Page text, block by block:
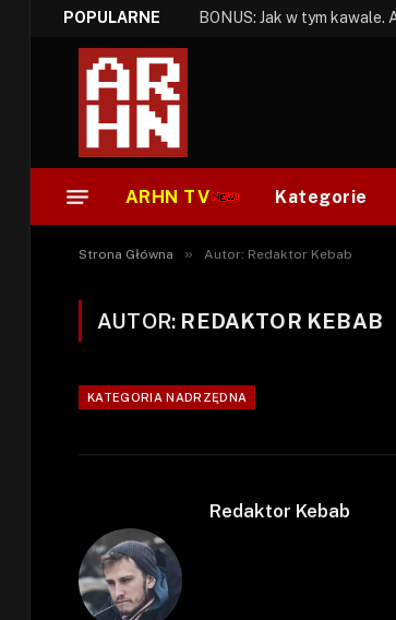
POPULARNE
ARHN TV Kategorie
Strona Główna » Autor: Redaktor Kebab
AUTOR: REDAKTOR KEBAB
KATEGORIA NADRZĘDNA
Redaktor Kebab